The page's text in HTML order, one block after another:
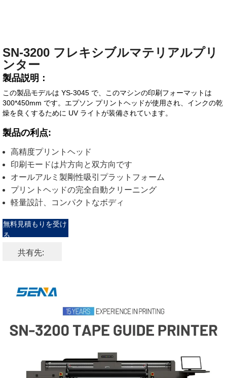
SN-3200 フレキシブルマテリアルプリ
ンター
製品説明：
この製品モデルは YS-3045 で、このマシンの印刷フォーマットは
300*450mm です。エプソン プリントヘッドが使用され、インクの乾
燥を良くするために UV ライトが装備されています。
製品の利点:
高精度プリントヘッド
印刷モードは片方向と双方向です
オールアルミ製剛性吸引プラットフォーム
プリントヘッドの完全自動クリーニング
軽量設計、コンパクトなボディ
無料見積もりを受け
る
共有先: